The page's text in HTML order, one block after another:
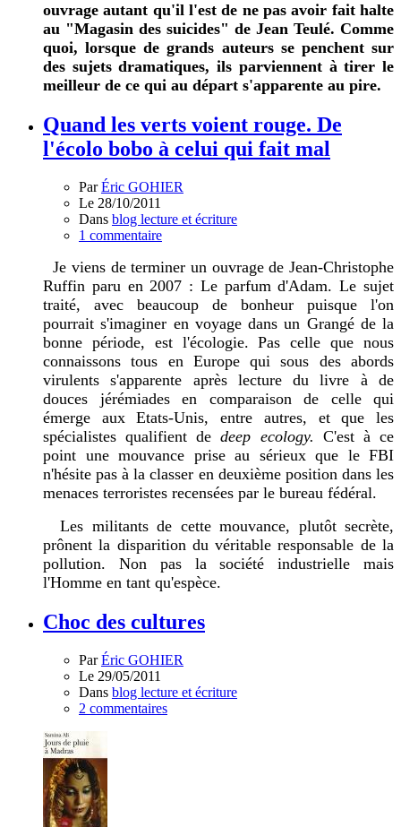
ouvrage autant qu'il l'est de ne pas avoir fait halte
au "Magasin des suicides" de Jean Teulé. Comme
quoi, lorsque de grands auteurs se penchent sur
des sujets dramatiques, ils parviennent à tirer le
meilleur de ce qui au départ s'apparente au pire.
Quand les verts voient rouge. De
l'écolo bobo à celui qui fait mal
ParÉric GOHIER
Le 28/10/2011
Dans blog lecture et écriture
1 commentaire
Je viens de terminer un ouvrage de Jean-Christophe
Ruffin paru en 2007 : Le parfum d'Adam. Le sujet
traité, avec beaucoup de bonheur puisque l'on
pourrait s'imaginer en voyage dans un Grangé de la
bonne période, est l'écologie. Pas celle que nous
connaissons tous en Europe qui sous des abords
virulents s'apparente après lecture du livre à de
douces jérémiades en comparaison de celle qui
émerge aux Etats-Unis, entre autres, et que les
spécialistes qualifient dedeep ecology. C'est à ce
point une mouvance prise au sérieux que le FBI
n'hésite pas à la classer en deuxième position dans les
menaces terroristes recensées par le bureau fédéral.
Les militants de cette mouvance, plutôt secrète,
prônent la disparition du véritable responsable de la
pollution. Non pas la société industrielle mais
l'Homme en tant qu'espèce.
Choc des cultures
ParÉric GOHIER
Le 29/05/2011
Dans blog lecture et écriture
2 commentaires